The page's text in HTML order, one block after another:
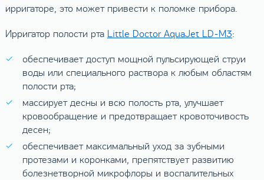
ирригаторе, это может привести к поломке прибора.
Ирригатор полости рта Little Doctor AquaJet LD-M3:
обеспечивает доступ мощной пульсирующей струи
воды или специального раствора к любым областям
полости рта;
массирует десны и всю полость рта, улучшает
кровообращение и предотвращает кровоточивость
десен;
обеспечивает максимальный уход за зубными
протезами и коронками, препятствует развитию
болезнетворной микрофлоры и воспалительных